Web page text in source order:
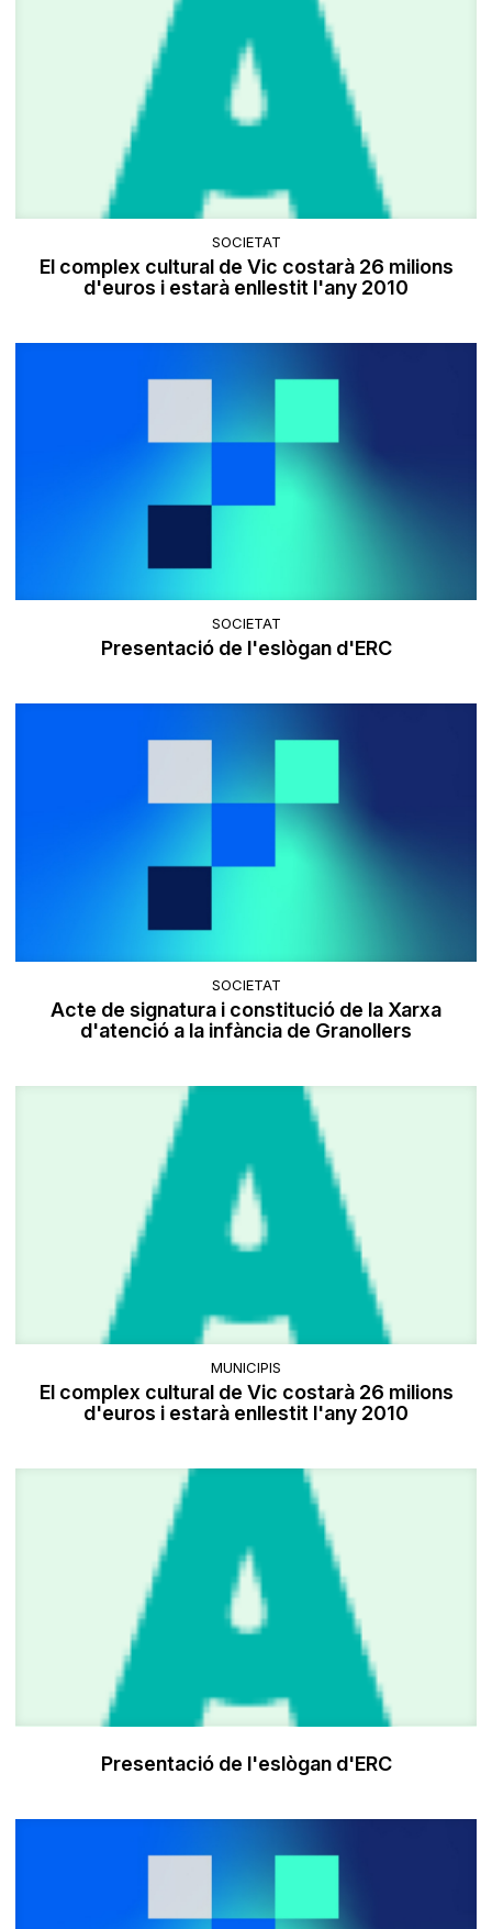
SOCIETAT
El complex cultural de Vic costarà 26 milions
d'euros i estarà enllestit l'any 2010
SOCIETAT
Presentació de l'eslògan d'ERC
SOCIETAT
Acte de signatura i constitució de la Xarxa
d'atenció a la infància de Granollers
MUNICIPIS
El complex cultural de Vic costarà 26 milions
d'euros i estarà enllestit l'any 2010
Presentació de l'eslògan d'ERC